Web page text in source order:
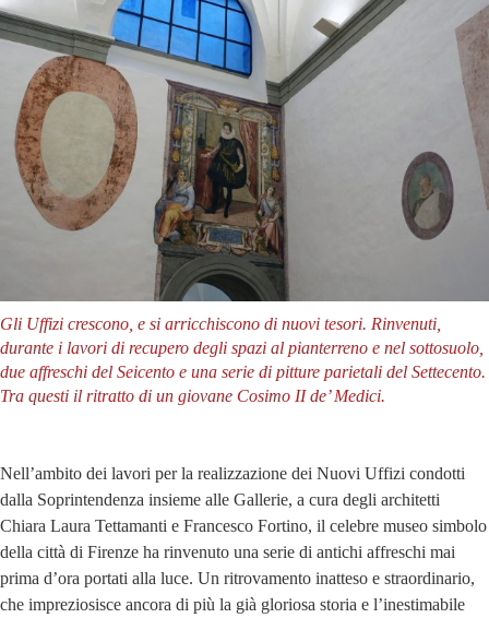
Gli Uffizi crescono, e si arricchiscono di nuovi tesori. Rinvenuti,
durante i lavori di recupero degli spazi al pianterreno e nel sottosuolo,
due affreschi del Seicento e una serie di pitture parietali del Settecento.
Tra questi il ritratto di un giovane Cosimo II de’ Medici.
Nell’ambito dei lavori per la realizzazione dei Nuovi Uffizi condotti
dalla Soprintendenza insieme alle Gallerie, a cura degli architetti
Chiara Laura Tettamanti e Francesco Fortino, il celebre museo simbolo
della città di Firenze ha rinvenuto una serie di antichi affreschi mai
prima d’ora portati alla luce. Un ritrovamento inatteso e straordinario,
che impreziosisce ancora di più la già gloriosa storia e l’inestimabile